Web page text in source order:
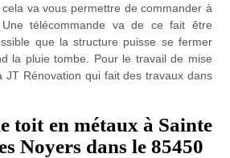
va vous permettre de commander à
télécommande va de ce fait être
que la structure puisse se fermer
la pluie tombe. Pour le travail de mise
JT Rénovation qui fait des travaux dans
toit en métaux à Sainte
Noyers dans le 85450